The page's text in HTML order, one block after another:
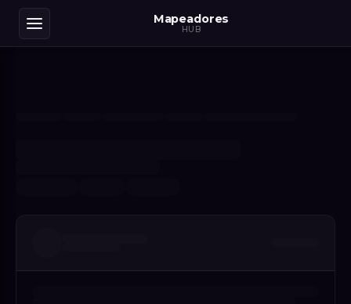
Mapeadores
HUB